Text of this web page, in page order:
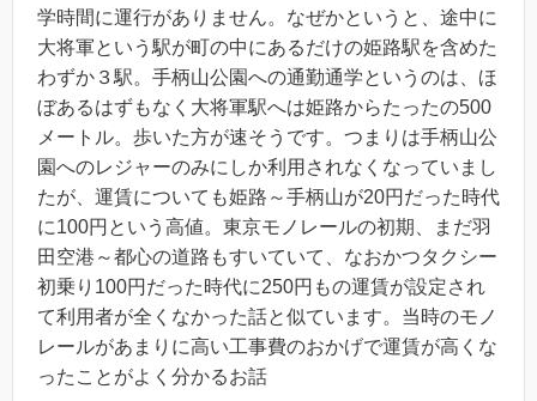
学時間に運行がありません。なぜかというと、途中に
大将軍という駅が町の中にあるだけの姫路駅を含めた
わずか３駅。手柄山公園への通勤通学というのは、ほ
ぼあるはずもなく大将軍駅へは姫路からたったの500
メートル。歩いた方が速そうです。つまりは手柄山公
園へのレジャーのみにしか利用されなくなっていまし
たが、運賃についても姫路～手柄山が20円だった時代
に100円という高値。東京モノレールの初期、まだ羽
田空港～都心の道路もすいていて、なおかつタクシー
初乗り100円だった時代に250円もの運賃が設定され
て利用者が全くなかった話と似ています。当時のモノ
レールがあまりに高い工事費のおかげで運賃が高くな
ったことがよく分かるお話